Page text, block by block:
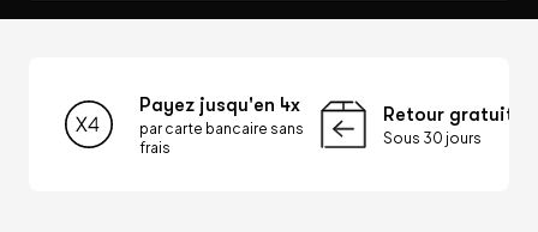
Payez jusqu'en 4x
par carte bancaire sans
frais
Retour gratuit
Sous 30 jours